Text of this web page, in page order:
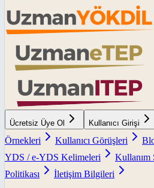
Ücretsiz Üye Ol Kullanıcı Girişi
Örnekleri
Kullanıcı Görüşleri
YDS / e-YDS Kelimeleri
Kullanım
Politikası
İletişim Bilgileri